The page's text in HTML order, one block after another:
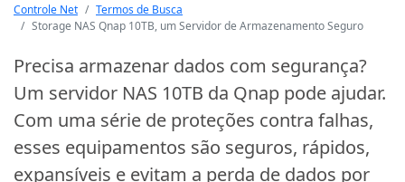
Controle Net
Termos de Busca
Storage NAS Qnap 10TB, um Servidor de Armazenamento Seguro
Precisa armazenar dados com segurança?
Um servidor NAS 10TB da Qnap pode ajudar.
Com uma série de proteções contra falhas,
esses equipamentos são seguros, rápidos,
expansíveis e evitam a perda de dados por